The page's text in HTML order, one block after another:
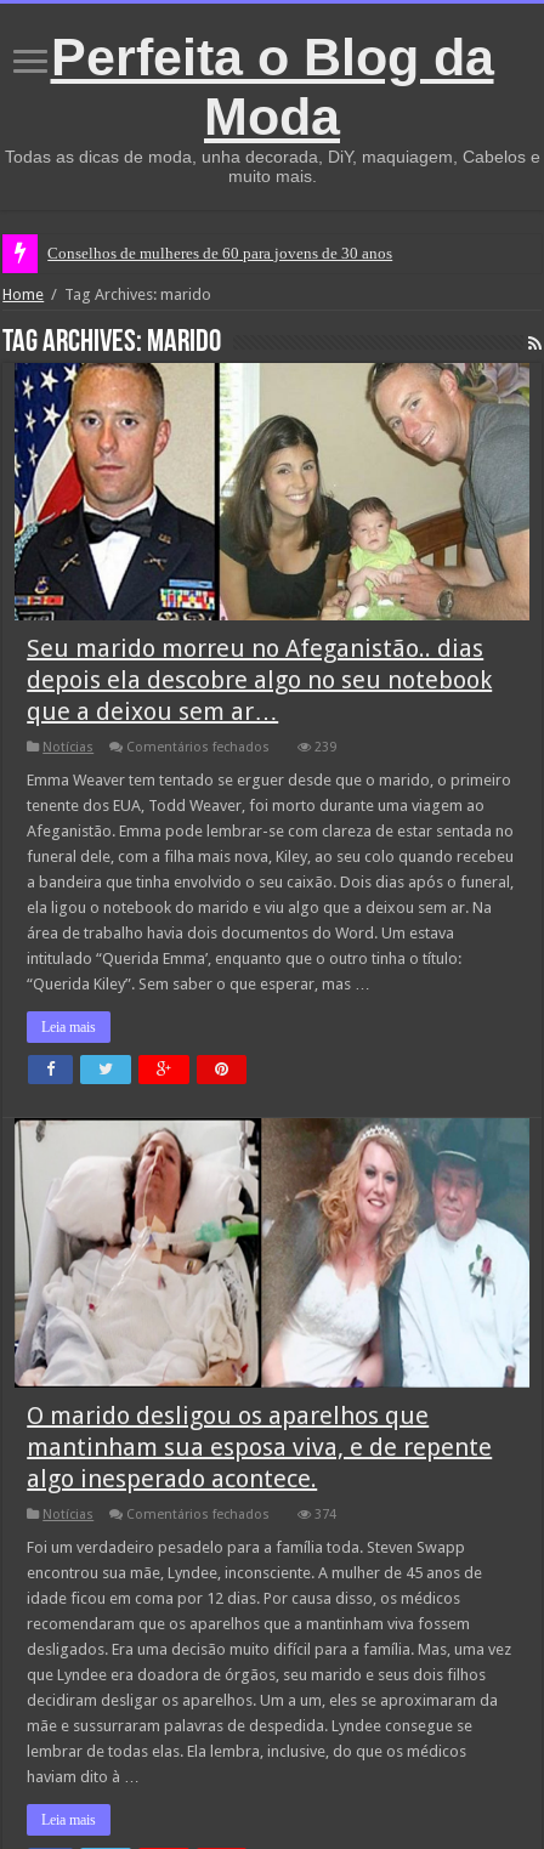
Perfeita o Blog da
Moda
Todas as dicas de moda, unha decorada, DiY, maquiagem, Cabelos e
muito mais.
Conselhos de mulheres de 60 para jovens de 30 anos
Home / Tag Archives: marido
Tag Archives: marido
Seu marido morreu no Afeganistão.. dias
depois ela descobre algo no seu notebook
que a deixou sem ar…
Notícias Comentários fechados
marido
no
Afeganistão..
dias
depois
descobre
algo
seu
notebook
que
a
deixou
239
Emma Weaver tem tentado se erguer desde que o marido, o primeiro
tenente dos EUA, Todd Weaver, foi morto durante uma viagem ao
Afeganistão. Emma pode lembrar-se com clareza de estar sentada no
funeral dele, com a filha mais nova, Kiley, ao seu colo quando recebeu
a bandeira que tinha envolvido o seu caixão. Dois dias após o funeral,
ela ligou o notebook do marido e viu algo que a deixou sem ar. Na
área de trabalho havia dois documentos do Word. Um estava
intitulado “Querida Emma’, enquanto que o outro tinha o título:
“Querida Kiley”. Sem saber o que esperar, mas …
Leia mais
O marido desligou os aparelhos que
mantinham sua esposa viva, e de repente
algo inesperado acontece.
Notícias Comentários fechados
marido
os
aparelhos
que
mantinham
sua
esposa
viva,
e
de
repente
algo
inesperado
374
Foi um verdadeiro pesadelo para a família toda. Steven Swapp
encontrou sua mãe, Lyndee, inconsciente. A mulher de 45 anos de
idade ficou em coma por 12 dias. Por causa disso, os médicos
recomendaram que os aparelhos que a mantinham viva fossem
desligados. Era uma decisão muito difícil para a família. Mas, uma vez
que Lyndee era doadora de órgãos, seu marido e seus dois filhos
decidiram desligar os aparelhos. Um a um, eles se aproximaram da
mãe e sussurraram palavras de despedida. Lyndee consegue se
lembrar de todas elas. Ela lembra, inclusive, do que os médicos
haviam dito à …
Leia mais